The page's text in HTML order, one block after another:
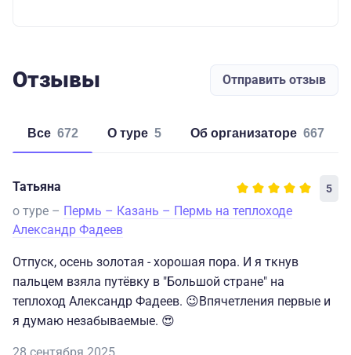
Отзывы Отправить отзыв
Все 672 о туре 5 об организаторе 667
Татьяна 5
о туре – Пермь – Казань – Пермь на теплоходе
Александр Фадеев
Отпуск, осень золотая - хорошая пора. И я ткнув
пальцем взяла путёвку в "Большой стране" на
теплоход Александр Фадеев. 😉Впячетления первые и
я думаю незабываемые. 😍